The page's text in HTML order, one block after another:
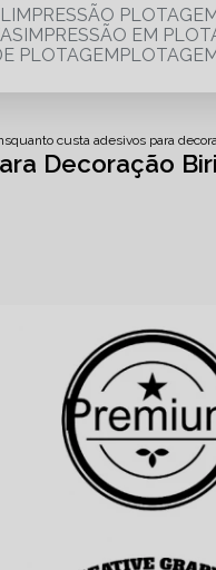
IMPRESSÃO
IMPRESSÃO EM
PLOTAGEM
quanto custa adesivos para
Decoração